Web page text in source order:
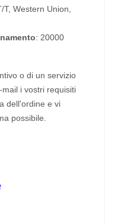
T, Western Union,
: 20000
o di un servizio
i vostri requisiti
dell'ordine e vi
possibile.